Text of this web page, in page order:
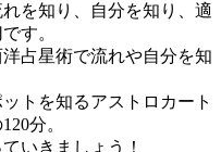
を知り、自分を知り、適
す。
占星術で流れや自分を知
トを知るアストロカート
分。
いきましょう！